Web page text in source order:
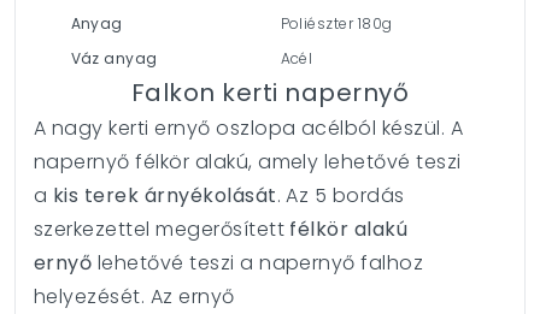
Anyag
Poliészter 180g
Váz anyag
Acél
Falkon kerti napernyő
A nagy kerti ernyő oszlopa acélból készül. A
napernyő félkör alakú, amely lehetővé teszi
a kis terek árnyékolását. Az 5 bordás
szerkezettel megerősített félkör alakú
ernyő lehetővé teszi a napernyő falhoz
helyezését. Az ernyő